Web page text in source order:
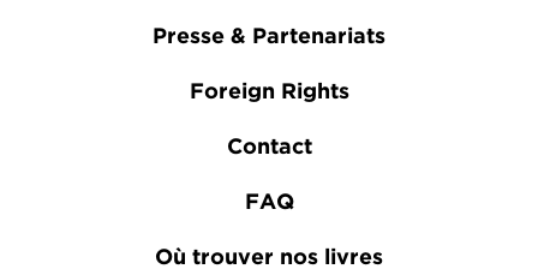
Presse & Partenariats
Foreign Rights
Contact
FAQ
Où trouver nos livres